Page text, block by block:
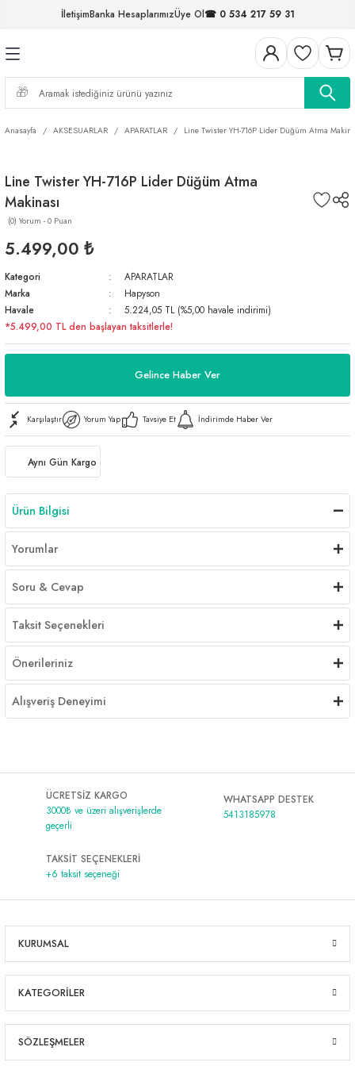
İletişimBanka HesaplarımızÜye Ol☎ 0 534 217 59 31
Geri Dön
Geri Dön
Geri Dön
MİSİNALAR
Geri Dön
FIRDÖNDÜLER
Geri Dön
Geri Dön
Geri Dön
Geri Dön
Anasayfa AKSESUARLAR APARATLAR Line Twister YH-716P Lider Düğüm Atma
Line Twister YH-716P Lider Düğüm Atma
Makinası
(0) Yorum - 0 Puan
5.499,00 ₺
Kategori
APARATLAR
Marka
Hapyson
Havale
5.224,05 TL (%5,00 havale indirimi)
*5.499,00 TL den başlayan taksitlerle!
Gelince Haber Ver
Karşılaştır Yorum Yap Tavsiye Et İndirimde Haber Ver
Aynı Gün Kargo
Ürün Bilgisi
Yorumlar
Soru & Cevap
Taksit Seçenekleri
Önerileriniz
Alışveriş Deneyimi
ÜCRETSİZ KARGO
3000₺ ve üzeri alışverişlerde
geçerli
WHATSAPP DESTEK
5413185978
TAKSİT SEÇENEKLERİ
+6 taksit seçeneği
KURUMSAL
KATEGORİLER
SÖZLEŞMELER